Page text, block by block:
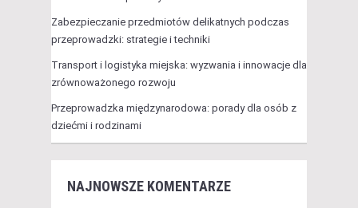
Zabezpieczanie przedmiotów delikatnych podczas
przeprowadzki: strategie i techniki
Transport i logistyka miejska: wyzwania i innowacje dla
zrównoważonego rozwoju
Przeprowadzka międzynarodowa: porady dla osób z
dziećmi i rodzinami
NAJNOWSZE KOMENTARZE